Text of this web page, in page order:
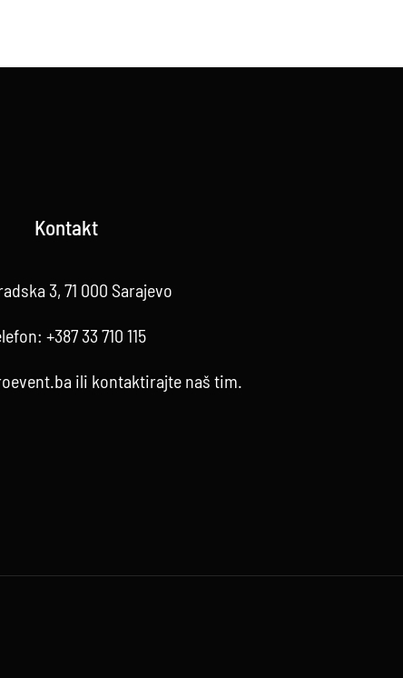
Kontakt
3, 71 000 Sarajevo
+387 33 710 115
ili kontaktirajte naš tim.